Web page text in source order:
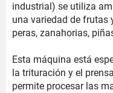
industrial) se utiliza
una variedad de frutas
peras, zanahorias,
Esta máquina está
la trituración y el
permite procesar las